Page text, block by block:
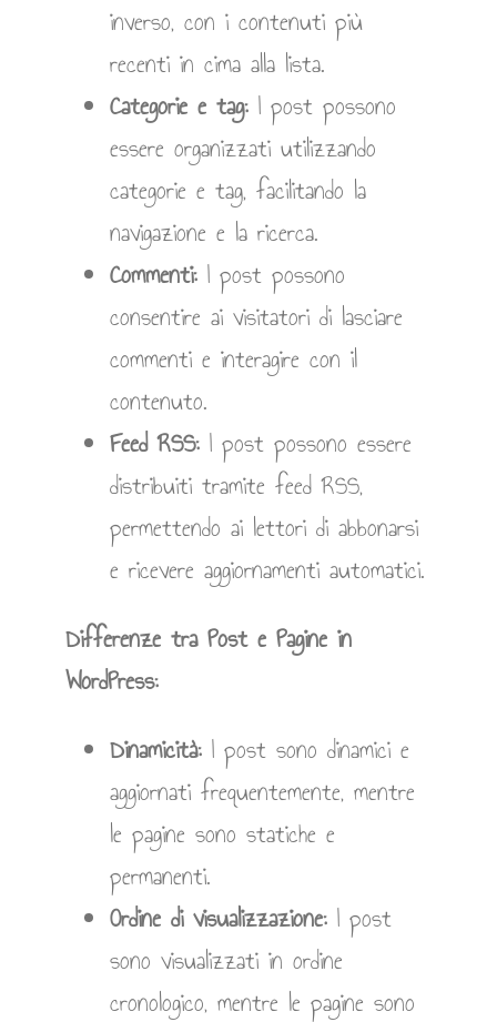
inverso, con i contenuti più
recenti in cima alla lista.
Categorie e tag: I post possono
essere organizzati utilizzando
categorie e tag, facilitando la
navigazione e la ricerca.
Commenti: I post possono
consentire ai visitatori di lasciare
commenti e interagire con il
contenuto.
Feed RSS: I post possono essere
distribuiti tramite feed RSS,
permettendo ai lettori di abbonarsi
e ricevere aggiornamenti automatici.
Differenze tra Post e Pagine in
WordPress:
Dinamicità: I post sono dinamici e
aggiornati frequentemente, mentre
le pagine sono statiche e
permanenti.
Ordine di visualizzazione: I post
sono visualizzati in ordine
cronologico, mentre le pagine sono